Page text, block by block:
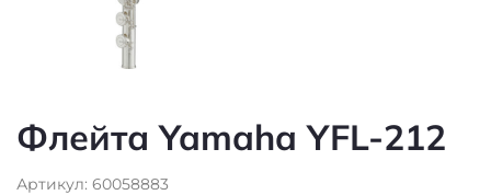
Флейта Yamaha YFL-212
Артикул: 60058883